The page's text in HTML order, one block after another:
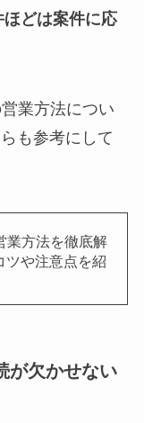
ほどは案件に応
業方法につい
も参考にして
業方法を徹底解
ツや注意点を紹
が欠かせない